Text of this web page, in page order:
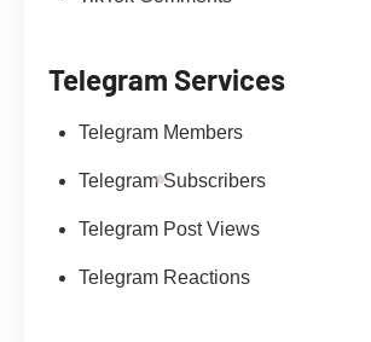
Telegram Services
Telegram Members
Telegram Subscribers
Telegram Post Views
Telegram Reactions